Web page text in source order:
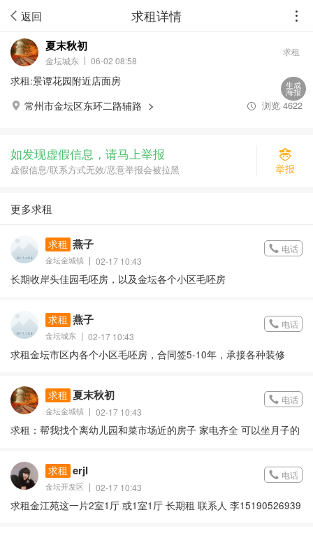
返回 求租详情
生成
海报
夏末秋初
金坛城东 06-02 08:58
求租
求租:景谭花园附近店面房
常州市金坛区东环二路辅路
浏览 4622
如发现虚假信息，请马上举报
虚假信息/联系方式无效/恶意举报会被拉黑 举报
更多求租
求租 燕子
金坛金城镇 02-17 10:43
电话
长期收岸头佳园毛呸房，以及金坛各个小区毛呸房
求租 燕子
金坛城东 02-17 10:43
电话
求租金坛市区内各个小区毛呸房，合同签5-10年，承接各种装修
求租 夏末秋初
金坛金城镇 02-17 10:43
电话
求租：帮我找个离幼儿园和菜市场近的房子 家电齐全 可以坐月子的
求租 erjl
金坛开发区 02-17 10:43
电话
求租金江苑这一片2室1厅 或1室1厅 长期租 联系人 李15190526939